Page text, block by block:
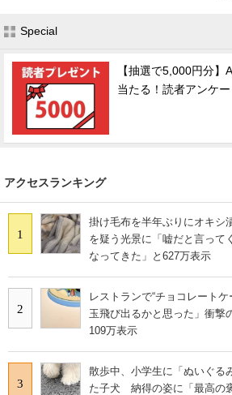
Special
【抽選で5,000円分
当たる！読者アンケ
アクセスランキング
1
掛け毛布を半年ぶりにオキ
を疑う光景に「嘘だと言って
なってきた」と627万表示
2
レストランで“チョコレート
玉飛び出るかと思った」衝撃
109万表示
3
散歩中、小学生に「ぬいぐる
た子犬 納得の姿に「最高の